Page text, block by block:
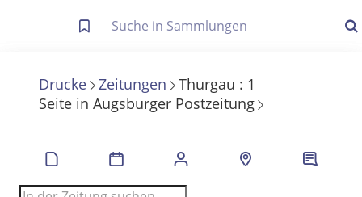
Letzte Trefferliste
Die letzte Trefferliste besteht aus Ihrer letzten Suche, samt
Anzeigen
Info zu Suchanfragen
Drucke Zeitungen Thurgau : 1
Seite in Augsburger Postzeitung